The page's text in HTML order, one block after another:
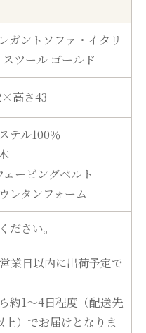
ガントソファ・イタリ
ツール ゴールド
高さ43
テル100％
ービングベルト
レタンフォーム
ださい。
業日以内に出荷予定で
約1～4日程度（配送先
上）でお届けとなりま